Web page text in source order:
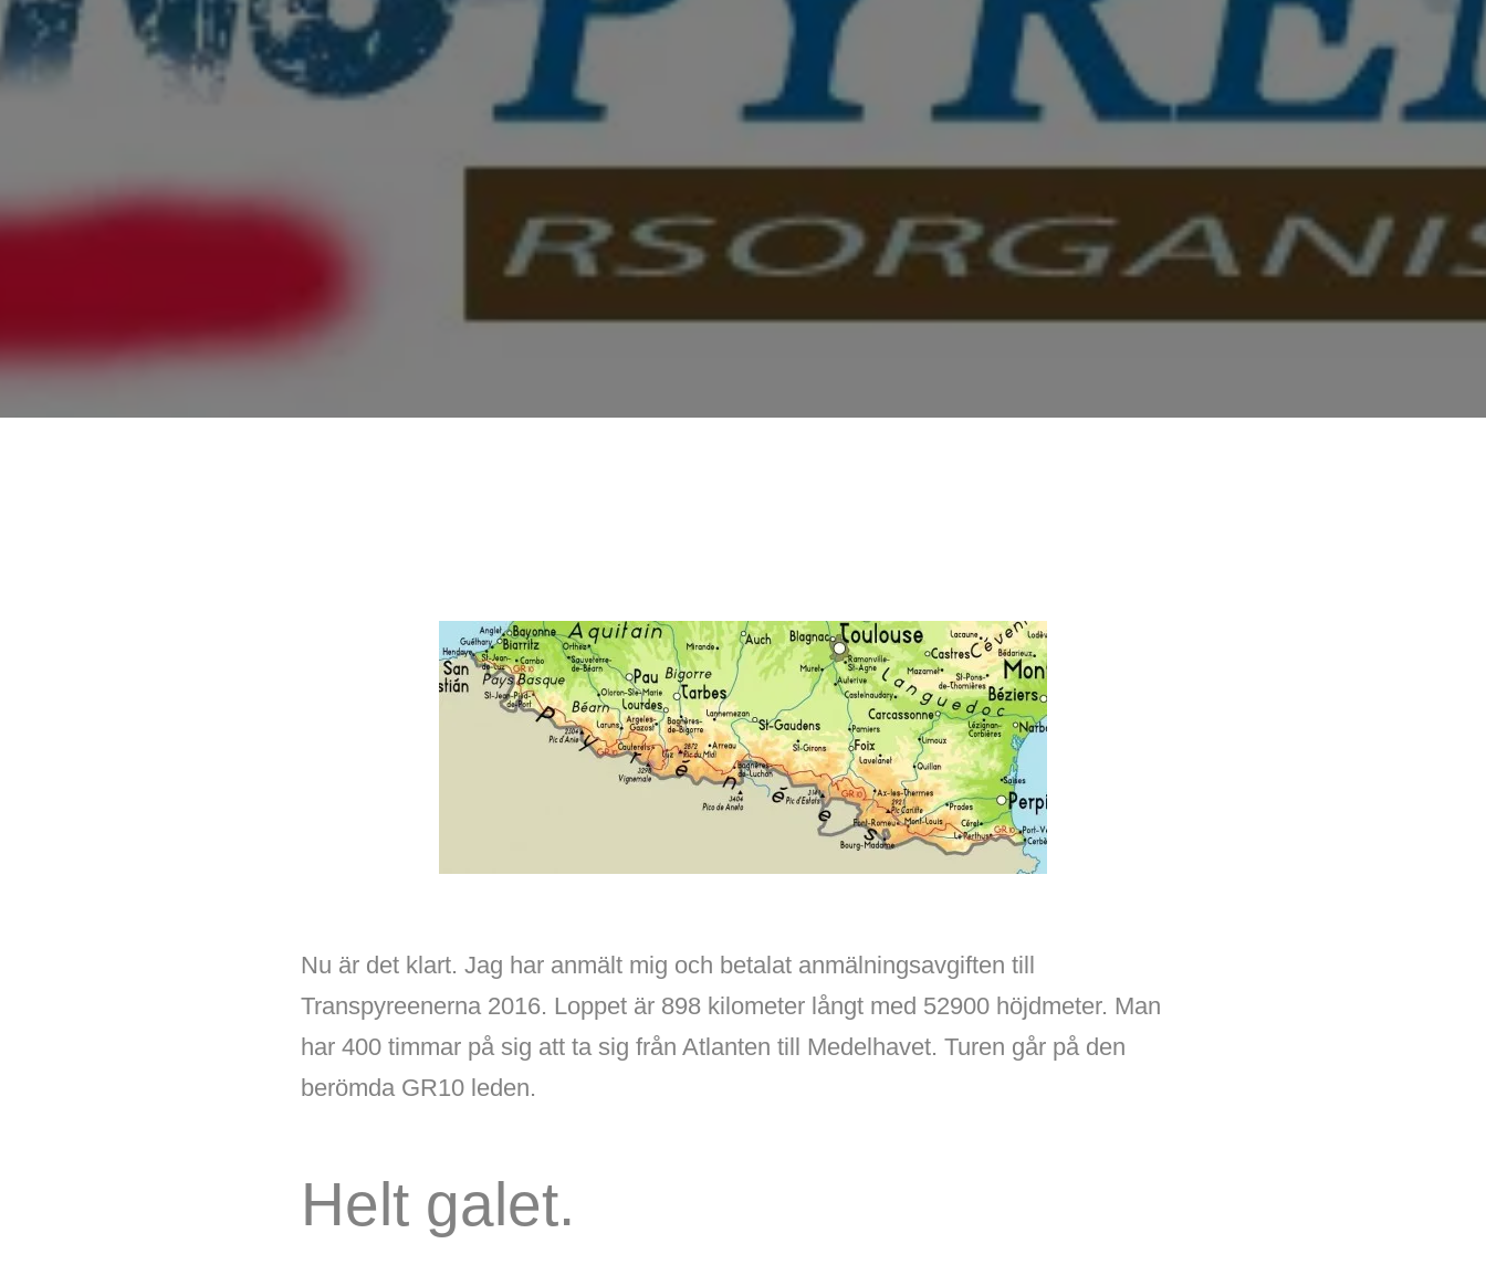
Nu är det klart. Jag har anmält mig och betalat anmälningsavgiften till
Transpyreenerna 2016. Loppet är 898 kilometer långt med 52900 höjdmeter. Man
har 400 timmar på sig att ta sig från Atlanten till Medelhavet. Turen går på den
berömda GR10 leden.
Helt galet.